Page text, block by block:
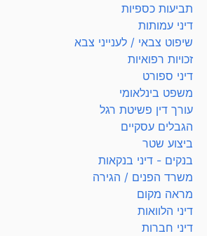
תביעות כספיות
דיני עמותות
שיפוט צבאי / לענייני צבא
זכויות רפואיות
דיני ספורט
משפט בינלאומי
עורך דין פשיטת רגל
הגבלים עסקיים
ביצוע שטר
בנקים - דיני בנקאות
משרד הפנים / הגירה
מראה מקום
דיני הלוואות
דיני חברות